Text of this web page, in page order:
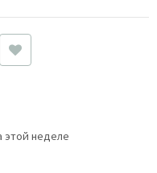
этой неделе